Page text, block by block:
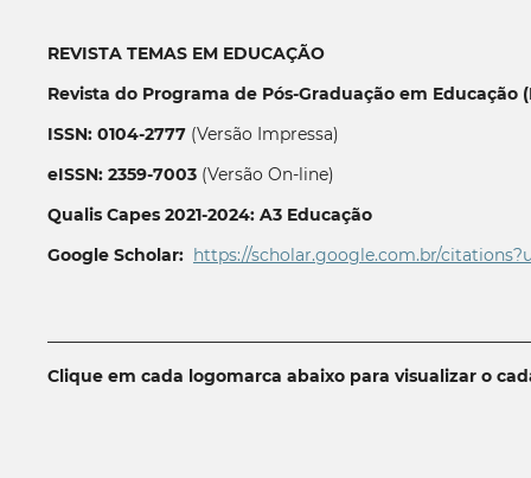
REVISTA TEMAS EM EDUCAÇÃO
Revista do Programa de Pós-Graduação em Educação
ISSN: 0104-2777(Versão Impressa)
eISSN: 2359-7003(Versão On-line)
Qualis Capes 2021-2024: A3 Educação
Google Scholar: https://scholar.google.com.br/
Clique em cada logomarca abaixo para visualizar o